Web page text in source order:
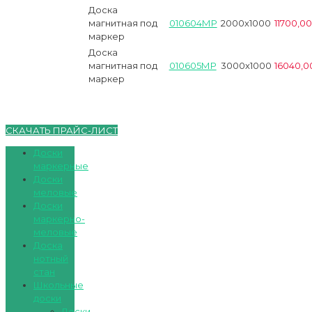
Доска
магнитная под
маркер
010604МР 2000х1000 11700,00
Доска
магнитная под
маркер
010605МР 3000х1000
СКАЧАТЬ ПРАЙС-ЛИСТ
Доски
маркерные
Доски
меловые
Доски
маркерно-
меловые
Доска
нотный
стан
Школьные
доски